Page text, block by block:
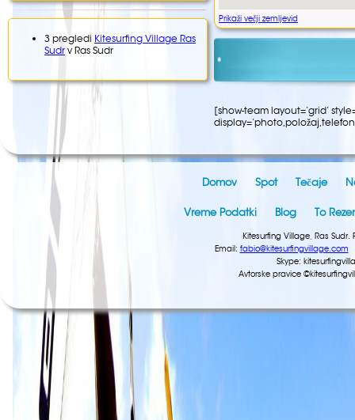
3 pregledi Kitesurfing Village Ras
Sudr v Ras Sudr
Prikaži večji zemljevid
[show-team layout=’grid’
display=’photo
Domov Spot Tečaje
Vreme Podatki Blog To
Kitesurfing Village, Ras
Email: fabio@kitesurfingvillage.com
Skype:
Avtorske pravice